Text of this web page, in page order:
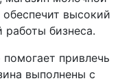
высокий
работы бизнеса.
привлечь
выполнены с